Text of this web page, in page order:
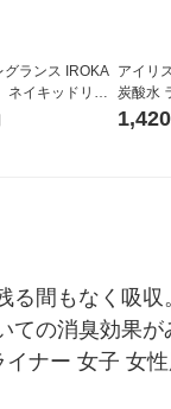
グランス IROKA
ネイキッドリリ
軟剤 詰め替え 超
アイリ
炭酸水
箱（24
1,420
間もなく吸収
ての消臭効果が
ナー 女子 女性